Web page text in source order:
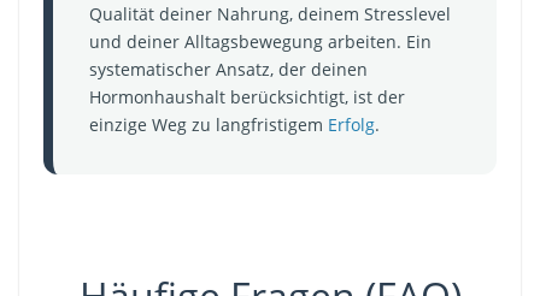
Qualität deiner Nahrung, deinem Stresslevel
und deiner Alltagsbewegung arbeiten. Ein
systematischer Ansatz, der deinen
Hormonhaushalt berücksichtigt, ist der
einzige Weg zu langfristigem Erfolg.